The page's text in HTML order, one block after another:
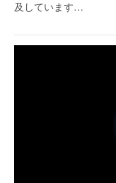
及しています…